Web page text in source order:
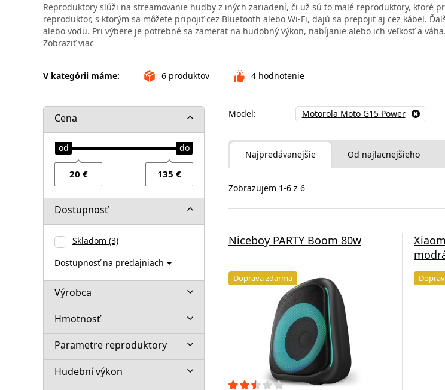
Reproduktory slúži na streamovanie hudby z iných zariadení, či už sú to malé reproduktory, ktoré
reproduktor, s ktorým sa môžete pripojiť cez Bluetooth alebo Wi-Fi, dajú sa prepojiť aj cez kábel.
alebo vodu. Pri výbere je potrebné sa zamerať na hudobný výkon, nabíjanie alebo ich veľkosť a
Zobraziť viac
V kategórii máme: 6 produktov 4 hodnotenie
Cena
Dostupnosť
Skladom (3)
Dostupnosť na predajniach
Výrobca
Hmotnosť
Parametre reproduktory
Hudební výkon
Model: Motorola Moto G15 Power
Najpredávanejšie Od najlacnejšieho
Zobrazujem 1-6 z 6
Niceboy PARTY Boom 80w
Doprava zdarma